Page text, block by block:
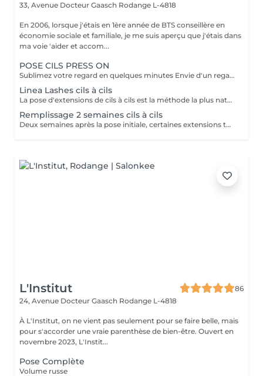
33, Avenue Docteur Gaasch Rodange L-4818
En 2006, lorsque j'étais en 1ère année de BTS conseillère en
économie sociale et familiale, je me suis aperçu que j'étais dans
ma voie 'aider et accom...
POSE CILS PRESS ON
Sublimez votre regard en quelques minutes Envie d'un regard irrésistible sans contrainte ? Nos cils press-on pré collés sont la solution idéale pour un effet immédiat, naturel ou intense, selon vos envies. Faciles, rapides et confortables, ils transforment votre regard en un instant sans effort. Que ce soit pour un événement, une soirée ou simplement pour vous sentir belle au quotidien, nos cils sont pensés pour vous offrir un résultat impeccable, sans compromis. Passez à l'expérience press-on : Zéro allergie, zéro stress Pose rapide et résultat professionnel. Tenue confortable jusqu'à 10 jours. Waterproof, n'abîme pas vos cils. Styles adaptés à toutes les occasions Prête à révéler votre regard ? Réservez dès maintenant votre moment beauté et laissez la magie opérer.
Linea Lashes cils à cils
La pose d'extensions de cils à cils est la méthode la plus naturelle d'embellissement du regard. Chaque cil naturel reçoit une extension individuelle, fixée avec précision par une technicienne qualifiée. Cette technique garantit une parfaite séparation des cils et un rendu harmonieux, sans effet lourd. Le résultat : des cils allongés, un volume subtil et un regard mis en valeur au quotidien, sans besoin de mascara.
Remplissage 2 semaines cils à cils
Deux semaines après la pose initiale, certaines extensions tombent naturellement avec vos cils. Le remplissage 2 semaines permet de remplacer les cils manquants, de redonner de la densité et de maintenir un résultat uniforme. Idéal pour garder un effet soigné et impeccable au quotidien.
L'Institut
86
24, Avenue Docteur Gaasch Rodange L-4818
À L'Institut, on ne vient pas seulement pour se faire belle, mais
pour s'accorder une vraie parenthèse de bien-être. Ouvert en
novembre 2023, L'Instit...
Pose Complète
Volume russe